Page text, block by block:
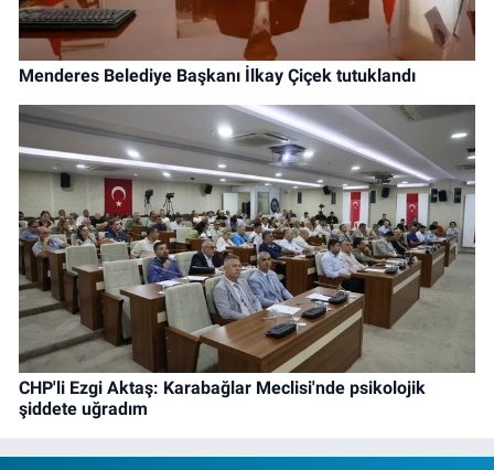
Menderes Belediye Başkanı İlkay Çiçek tutuklandı
CHP'li Ezgi Aktaş: Karabağlar Meclisi'nde psikolojik
şiddete uğradım